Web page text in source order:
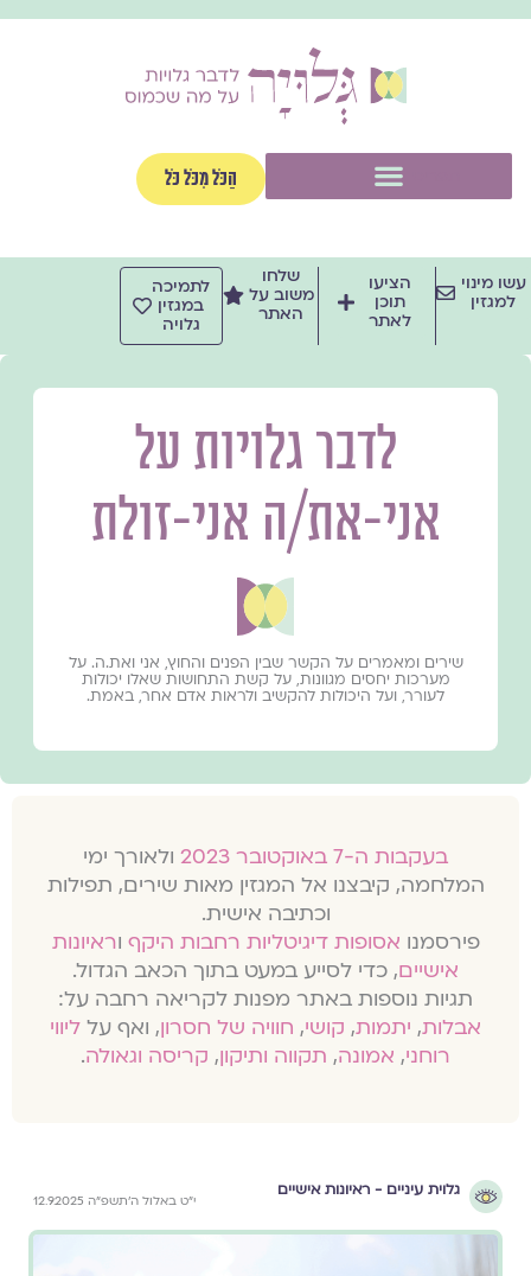
הַכֹּל מִכֹּל כֹּל
עשו מינוי
למגזין
הציעו
תוכן
לאתר
שלחו
משוב על
האתר
לתמיכה
במגזין
גלויה
לדבר גלויות על
אני-את/ה אני-זולת
שירים ומאמרים על הקשר שבין הפנים והחוץ, אני ואת.ה. על
מערכות יחסים מגוונות, על קשת התחושות שאלו יכולות
לעורר, ועל היכולות להקשיב ולראות אדם אחר, באמת.
בעקבות ה-7 באוקטובר 2023
ולאורך ימי
המלחמה, קיבצנו אל המגזין מאות שירים, תפילות
וכתיבה אישית.
פירסמנו אסופות דיגיטליות רחבות היקףוראיונות
אישיים, כדי לסייע במעט בתוך הכאב הגדול.
תגיות נוספות באתר מפנות לקריאה רחבה על:
אבלות, יתמות, קושי, חוויה של חסרון, ואף על ליווי
רוחני, אמונה, תקווה ותיקון, קריסה וגאולה.
גלוית עיניים - ראיונות אישיים
י״ט באלול ה׳תשפ״ה 12.9.2025